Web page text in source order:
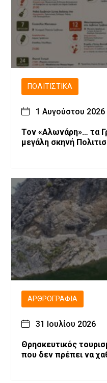
ΠΟΛΙΤΙΣΤΙΚΆ
1 Αυγούστου 2026
Τον «Αλωνάρη»… τα
μεγάλη σκηνή
ΑΡΘΡΟΓΡΑΦΊΑ
31 Ιουλίου 2026
Θρησκευτικός
που δεν πρέπει να